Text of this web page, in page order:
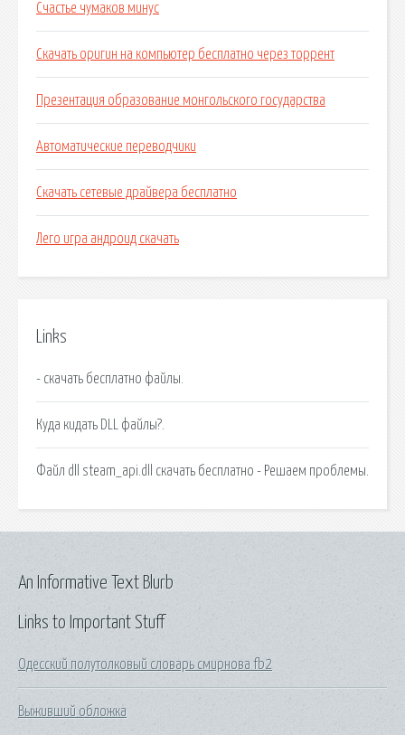
Счастье чумаков минус
Скачать оригин на компьютер бесплатно через торрент
Презентация образование монгольского государства
Автоматические переводчики
Скачать сетевые драйвера бесплатно
Лего игра андроид скачать
Links
- скачать бесплатно файлы.
Куда кидать DLL файлы?.
Файл dll steam_api.dll скачать бесплатно - Решаем проблемы.
Links to Important Stuff
Одесский полутолковый словарь смирнова fb2
Выживший обложка
An Informative Text Blurb